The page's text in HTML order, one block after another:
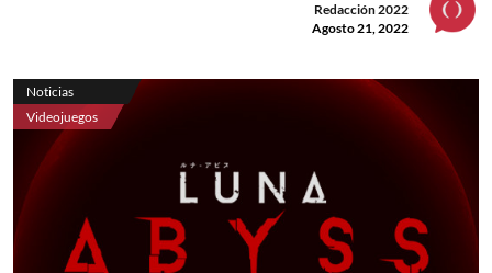
Redacción 2022
Agosto 21, 2022
Noticias
Videojuegos